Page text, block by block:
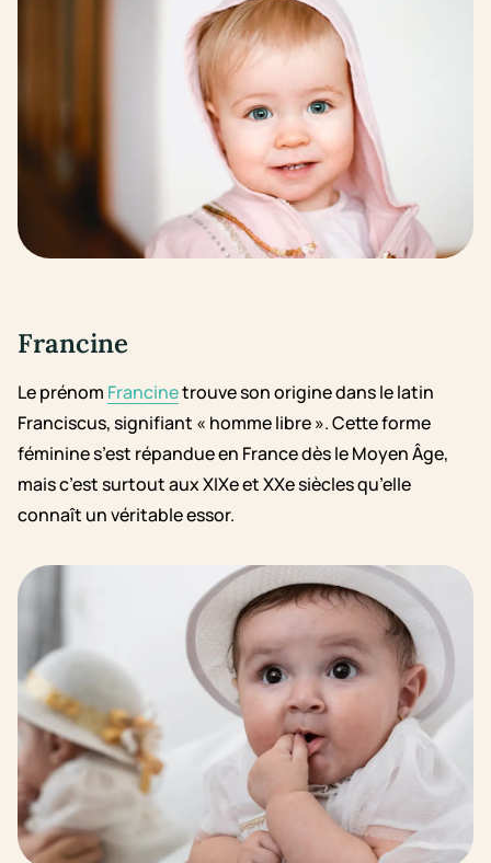
Francine
Le prénom Francinetrouve son origine dans le latin
Franciscus, signifiant « homme libre ». Cette forme
féminine s’est répandue en France dès le Moyen Âge,
mais c’est surtout aux XIXe et XXe siècles qu’elle
connaît un véritable essor.